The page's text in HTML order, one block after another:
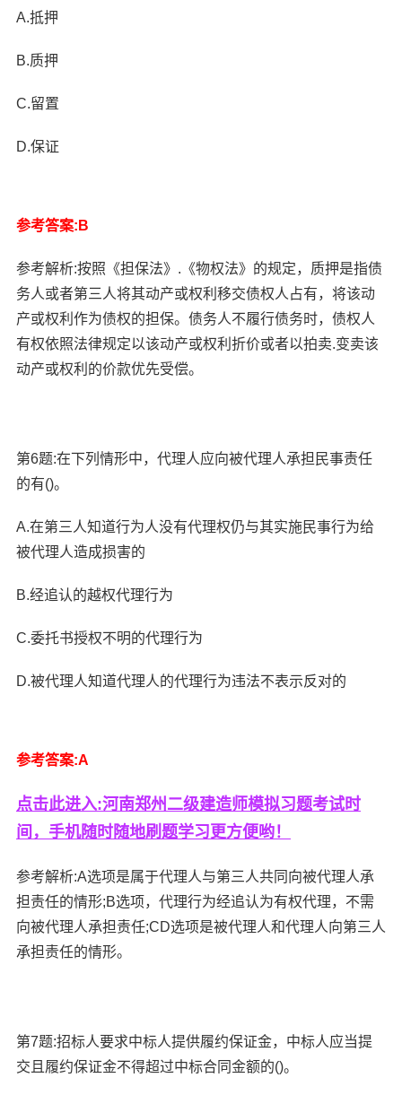
A.抵押
B.质押
C.留置
D.保证
参考答案:B
参考解析:按照《担保法》.《物权法》的规定，质押是指债
务人或者第三人将其动产或权利移交债权人占有，将该动
产或权利作为债权的担保。债务人不履行债务时，债权人
有权依照法律规定以该动产或权利折价或者以拍卖.变卖该
动产或权利的价款优先受偿。
第6题:在下列情形中，代理人应向被代理人承担民事责任
的有()。
A.在第三人知道行为人没有代理权仍与其实施民事行为给
被代理人造成损害的
B.经追认的越权代理行为
C.委托书授权不明的代理行为
D.被代理人知道代理人的代理行为违法不表示反对的
参考答案:A
点击此进入:河南郑州二级建造师模拟习题考试时
间，手机随时随地刷题学习更方便哟！
参考解析:A选项是属于代理人与第三人共同向被代理人承
担责任的情形;B选项，代理行为经追认为有权代理，不需
向被代理人承担责任;CD选项是被代理人和代理人向第三人
承担责任的情形。
第7题:招标人要求中标人提供履约保证金，中标人应当提
交且履约保证金不得超过中标合同金额的()。